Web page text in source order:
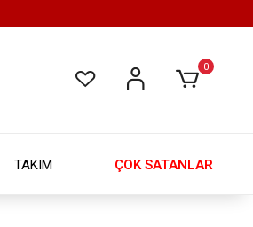
0
TAKIM ÇOK SATANLAR